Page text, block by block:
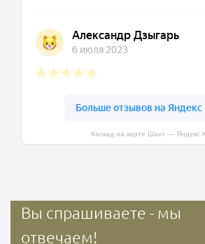
Каскад на карте Шахт — Яндекс
Вы спрашиваете - мы
отвечаем!